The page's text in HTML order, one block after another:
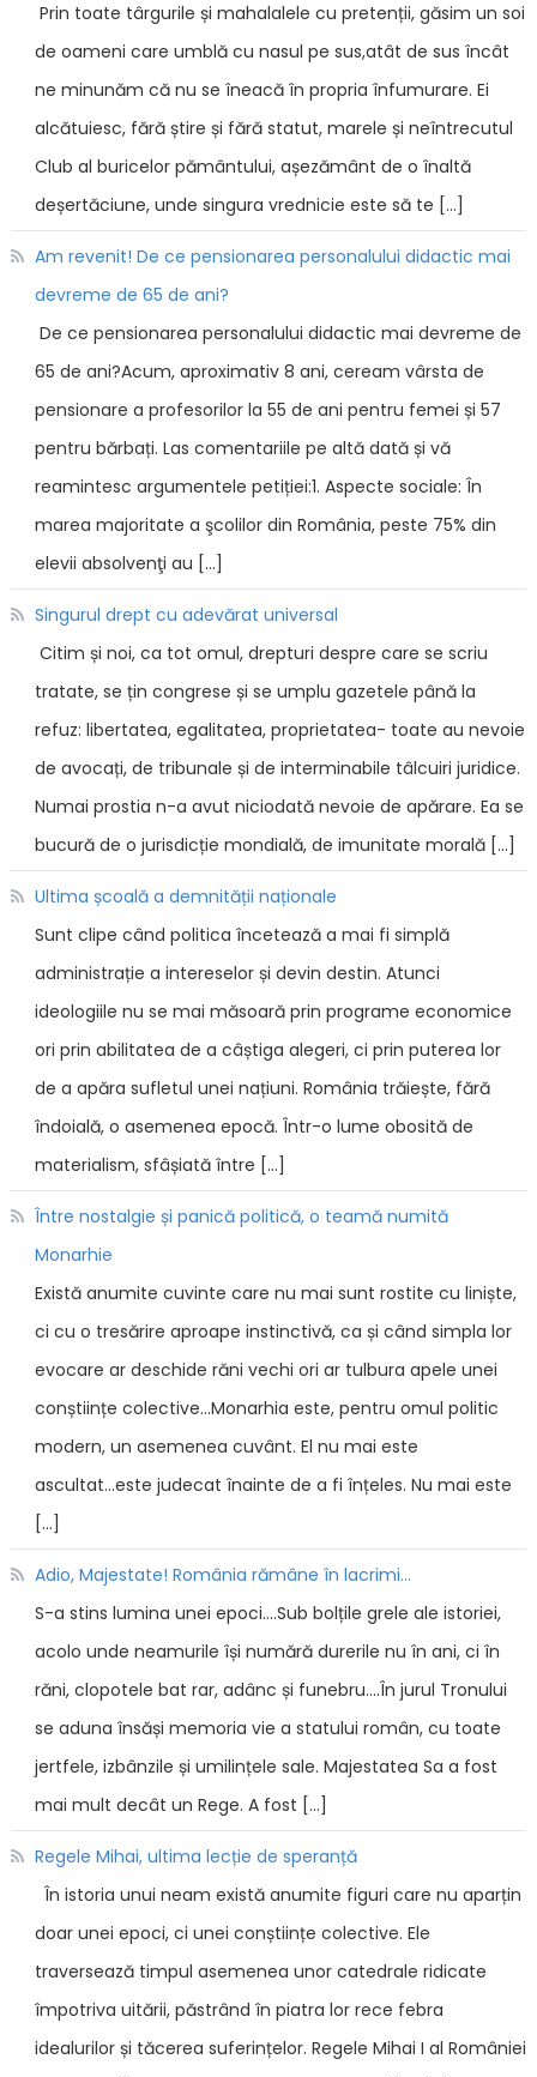
Prin toate târgurile și mahalalele cu pretenții, găsim un soi
de oameni care umblă cu nasul pe sus,atât de sus încât
ne minunăm că nu se îneacă în propria înfumurare. Ei
alcătuiesc, fără știre și fără statut, marele și neîntrecutul
Club al buricelor pământului, așezământ de o înaltă
deșertăciune, unde singura vrednicie este să te […]
Am revenit! De ce pensionarea personalului didactic mai
devreme de 65 de ani?
De ce pensionarea personalului didactic mai devreme de
65 de ani?Acum, aproximativ 8 ani, ceream vârsta de
pensionare a profesorilor la 55 de ani pentru femei și 57
pentru bărbați. Las comentariile pe altă dată și vă
reamintesc argumentele petiției:1. Aspecte sociale: În
marea majoritate a şcolilor din România, peste 75% din
elevii absolvenţi au […]
Singurul drept cu adevărat universal
Citim și noi, ca tot omul, drepturi despre care se scriu
tratate, se țin congrese și se umplu gazetele până la
refuz: libertatea, egalitatea, proprietatea- toate au nevoie
de avocați, de tribunale și de interminabile tâlcuiri juridice.
Numai prostia n-a avut niciodată nevoie de apărare. Ea se
bucură de o jurisdicție mondială, de imunitate morală […]
Ultima școală a demnității naționale
Sunt clipe când politica încetează a mai fi simplă
administrație a intereselor și devin destin. Atunci
ideologiile nu se mai măsoară prin programe economice
ori prin abilitatea de a câștiga alegeri, ci prin puterea lor
de a apăra sufletul unei națiuni. România trăiește, fără
îndoială, o asemenea epocă. Într-o lume obosită de
materialism, sfâșiată între […]
Între nostalgie și panică politică, o teamă numită
Monarhie
Există anumite cuvinte care nu mai sunt rostite cu liniște,
ci cu o tresărire aproape instinctivă, ca și când simpla lor
evocare ar deschide răni vechi ori ar tulbura apele unei
conștiințe colective...Monarhia este, pentru omul politic
modern, un asemenea cuvânt. El nu mai este
ascultat...este judecat înainte de a fi înțeles. Nu mai este
[…]
Adio, Majestate! România rămâne în lacrimi...
S-a stins lumina unei epoci....Sub bolțile grele ale istoriei,
acolo unde neamurile își numără durerile nu în ani, ci în
răni, clopotele bat rar, adânc și funebru....În jurul Tronului
se aduna însăși memoria vie a statului român, cu toate
jertfele, izbânzile și umilințele sale. Majestatea Sa a fost
mai mult decât un Rege. A fost […]
Regele Mihai, ultima lecție de speranță
În istoria unui neam există anumite figuri care nu aparțin
doar unei epoci, ci unei conștiințe colective. Ele
traversează timpul asemenea unor catedrale ridicate
împotriva uitării, păstrând în piatra lor rece febra
idealurilor și tăcerea suferințelor. Regele Mihai I al României